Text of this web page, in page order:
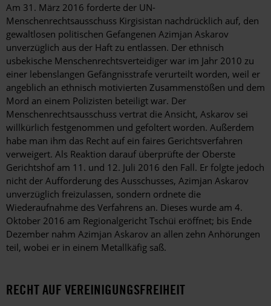
Am 31. März 2016 forderte der UN-
Menschenrechtsausschuss Kirgisistan nachdrücklich auf, den
gewaltlosen politischen Gefangenen Azimjan Askarov
unverzüglich aus der Haft zu entlassen. Der ethnisch
usbekische Menschenrechtsverteidiger war im Jahr 2010 zu
einer lebenslangen Gefängnisstrafe verurteilt worden, weil er
angeblich an ethnisch motivierten Zusammenstößen und dem
Mord an einem Polizisten beteiligt war. Der
Menschenrechtsausschuss vertrat die Ansicht, Askarov sei
willkürlich festgenommen und gefoltert worden. Außerdem
habe man ihm das Recht auf ein faires Gerichtsverfahren
verweigert. Als Reaktion darauf überprüfte der Oberste
Gerichtshof am 11. und 12. Juli 2016 den Fall. Er folgte jedoch
nicht der Aufforderung des Ausschusses, Azimjan Askarov
unverzüglich freizulassen, sondern ordnete die
Wiederaufnahme des Verfahrens an. Dieses wurde am 4.
Oktober 2016 am Regionalgericht Tschüi eröffnet; bis Ende
Dezember nahm Azimjan Askarov an allen zehn Anhörungen
teil, wobei er in einem Metallkäfig saß.
RECHT AUF VEREINIGUNGSFREIHEIT